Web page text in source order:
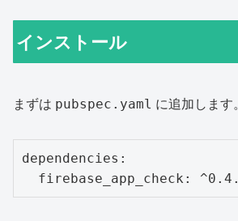
インストール
まずは pubspec.yaml に追加します。
dependencies: